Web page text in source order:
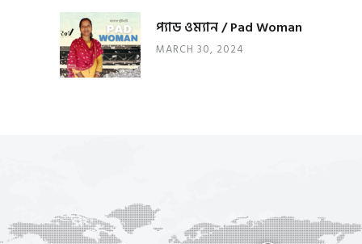
প্যাড ওম্যান / Pad Woman
MARCH 30, 2024